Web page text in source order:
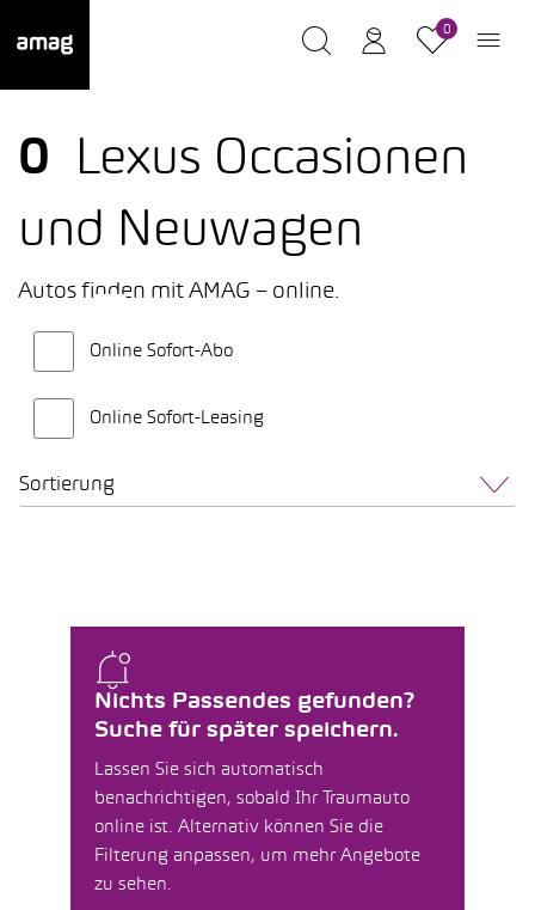
0
0
Lexus Occasionen
und Neuwagen
Autos finden mit AMAG – online.
Online Sofort-Abo
Online Sofort-Leasing
Sortierung
Nichts Passendes gefunden?
Suche für später speichern.
Lassen Sie sich automatisch
benachrichtigen, sobald Ihr Traumauto
online ist. Alternativ können Sie die
Filterung anpassen, um mehr Angebote
zu sehen.